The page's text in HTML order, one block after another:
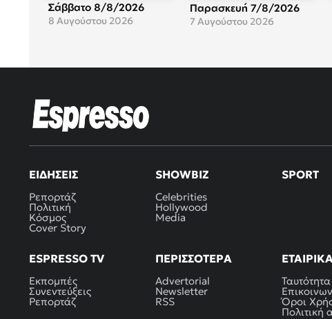
Σάββατο 8/8/2026
8 Αυγούστου 2026
Παρασκευή 7/8/2026
7 Αυγούστου 2026
ΕΙΔΉΣΕΙΣ
Ρεπορτάζ
Πολιτική
Κόσμος
Cover Story
SHOWBIZ
Celebrities
Hollywood
Media
SPORT
ESPRESSO TV
Εκπομπές
Συνεντεύξεις
Ρεπορτάζ
ΠΕΡΙΣΣΌΤΕΡΑ
Advertorial
Newsletter
RSS
Ταυτότητα
Όροι
Πολιτική